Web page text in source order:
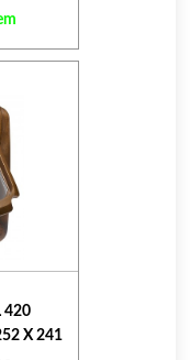
420
X 241